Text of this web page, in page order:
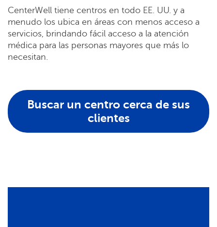
CenterWell tiene centros en todo EE. UU. y a
menudo los ubica en áreas con menos acceso a
servicios, brindando fácil acceso a la atención
médica para las personas mayores que más lo
necesitan.
Buscar un centro cerca de sus
clientes